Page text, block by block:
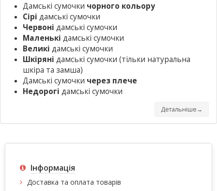
Дамські сумочки чорного кольору
Сірі дамські сумочки
Червоні дамські сумочки
Маленькі дамські сумочки
Великі дамські сумочки
Шкіряні дамські сумочки (тільки натуральна
шкіра та замша)
Дамські сумочки через плече
Недорогі дамські сумочки
Детальніше→
Інформація
Доставка та оплата товарів